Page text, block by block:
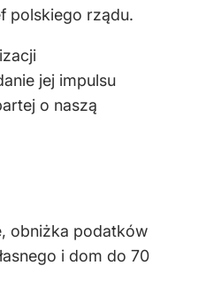
polskiego rządu.
jej impulsu
o naszą
obniżka podatków
i dom do 70